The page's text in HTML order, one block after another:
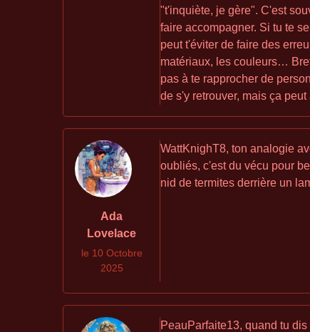
"t'inquiète, je gère". C'est
faire accompagner. Si tu te
peut t'éviter de faire des
matériaux, les couleurs…
pas à te rapprocher de
de s'y retrouver, mais ça
Ada
Lovelace
le 10 Octobre
2025
WattKnighT8, ton analogie
oubliés, c'est du vécu pour
nid de termites derrière un
PeauParfaite13, quand tu